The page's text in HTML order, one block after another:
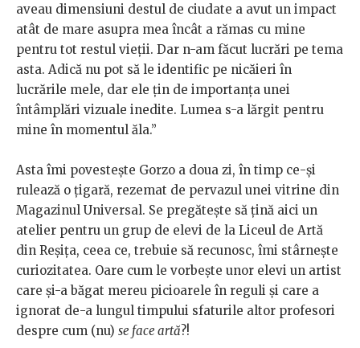
aveau dimensiuni destul de ciudate a avut un impact
atât de mare asupra mea încât a rămas cu mine
pentru tot restul vieții. Dar n-am făcut lucrări pe tema
asta. Adică nu pot să le identific pe nicăieri în
lucrările mele, dar ele țin de importanța unei
întâmplări vizuale inedite. Lumea s-a lărgit pentru
mine în momentul ăla.”
Asta îmi povestește Gorzo a doua zi, în timp ce-și
rulează o țigară, rezemat de pervazul unei vitrine din
Magazinul Universal. Se pregătește să țină aici un
atelier pentru un grup de elevi de la Liceul de Artă
din Reșița, ceea ce, trebuie să recunosc, îmi stârnește
curiozitatea. Oare cum le vorbește unor elevi un artist
care și-a băgat mereu picioarele în reguli și care a
ignorat de-a lungul timpului sfaturile altor profesori
despre cum (nu) se face artă?!